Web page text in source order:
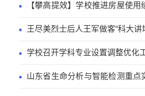
【攀高提效】学校推进房屋使用
王尽美烈士后人王军做客“科大讲
学校召开学科专业设置调整优化
山东省生命分析与智能检测重点